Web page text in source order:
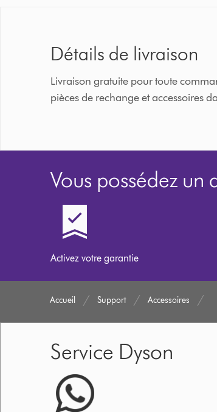
Détails de livraison
Livraison gratuite pour toute
pièces de rechange et accessoires
Vous possédez un
Activez votre garantie
Accueil Support Accessoires
Service Dyson